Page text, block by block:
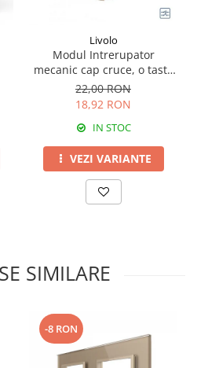
Livolo
Modul Intrerupator
mecanic cap cruce, o tasta
1M Livolo
22,00 RON
18,92 RON
IN STOC
VEZI VARIANTE
SIMILARE
-8 RON